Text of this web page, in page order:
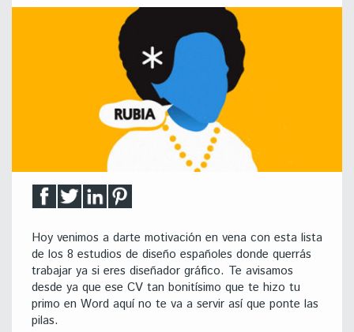
Hoy venimos a darte motivación en vena con esta lista
de los 8 estudios de diseño españoles donde querrás
trabajar ya si eres diseñador gráfico. Te avisamos
desde ya que ese CV tan bonitísimo que te hizo tu
primo en Word aquí no te va a servir así que ponte las
pilas.